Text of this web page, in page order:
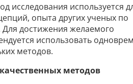
исследования используется
опыта других ученых по
Для достижения желаемого
использовать
методов.
методов